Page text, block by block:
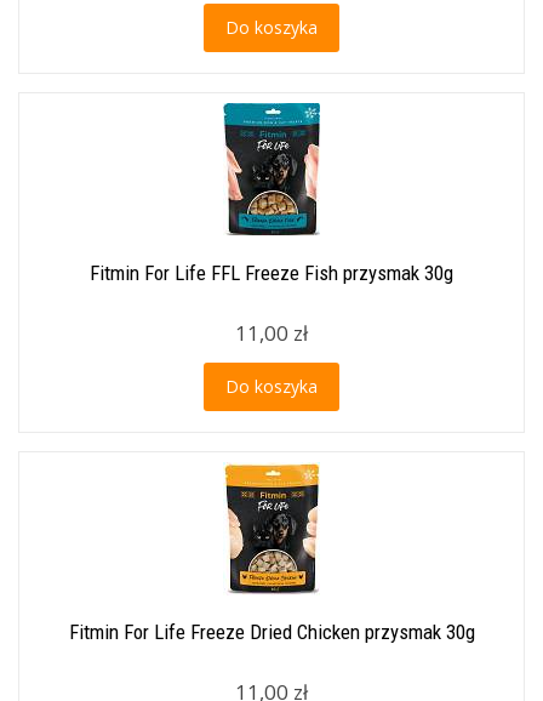
Do koszyka
Fitmin For Life FFL Freeze Fish przysmak 30g
11,00 zł
Do koszyka
Fitmin For Life Freeze Dried Chicken przysmak 30g
11,00 zł